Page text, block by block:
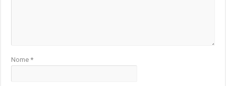
Nome*